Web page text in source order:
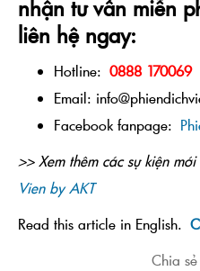
nhận tư vấn miễn
liên hệ ngay:
Hotline: 0888 170069
Email:
Facebook fanpage:
>> Xem thêm các sự kiện
Vien by AKT
Read this article in English.
Chia